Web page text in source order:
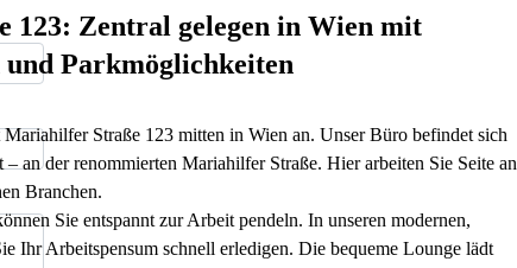
Zentral gelegen in Wien mit
und Parkmöglichkeiten
Straße 123 mitten in Wien an. Unser Büro befindet sich
an der renommierten Mariahilfer Straße. Hier arbeiten Sie Seite an
Branchen.
Sie entspannt zur Arbeit pendeln. In unseren modernen,
Ihr Arbeitspensum schnell erledigen. Die bequeme Lounge lädt